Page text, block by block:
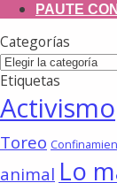
PAUTE
Categorías
Categorías
Etiquetas
Activismo
Toreo
animal Lo